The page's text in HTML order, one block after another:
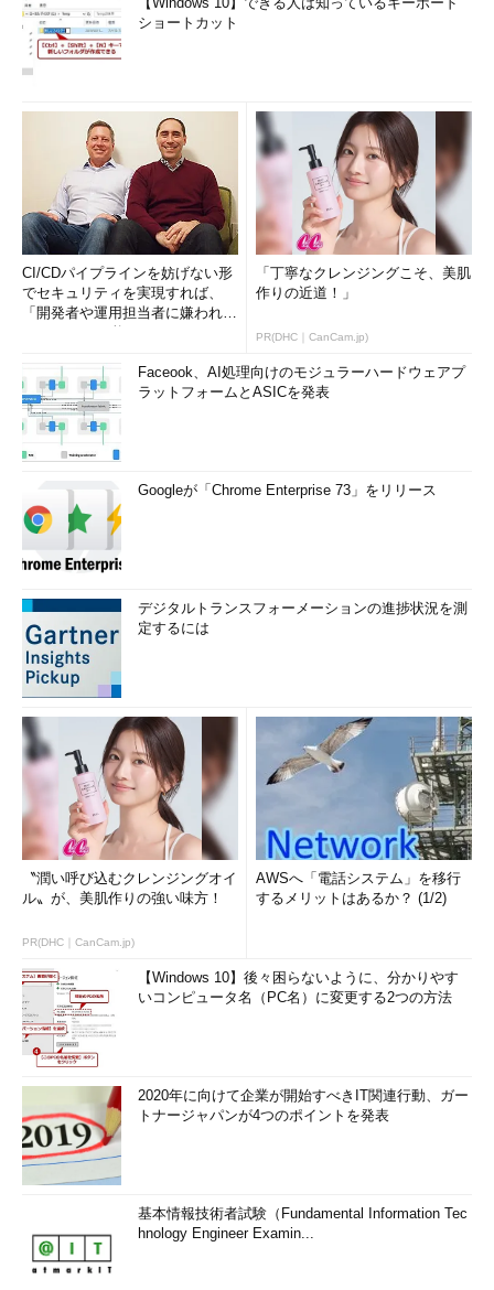
ショートカット
CI/CDパイプラインを妨げない形
でセキュリティを実現すれば、
「開発者や運用担当者に嫌われな
「丁寧なクレンジングこそ、美肌
作りの近道！」
PR(DHC｜CanCam.jp)
Faceook、AI処理向けのモジュラーハードウェアプ
ラットフォームとASICを発表
Googleが「Chrome Enterprise 73」をリリース
デジタルトランスフォーメーションの進捗状況を測
定するには
〝潤い呼び込むクレンジングオイ
ル〟が、美肌作りの強い味方！
PR(DHC｜CanCam.jp)
AWSへ「電話システム」を移行
するメリットはあるか？ (1/2)
【Windows 10】後々困らないように、分かりやす
いコンピュータ名（PC名）に変更する2つの方法
2020年に向けて企業が開始すべきIT関連行動、ガー
トナージャパンが4つのポイントを発表
基本情報技術者試験（Fundamental Information Tec
hnology Engineer Examin...